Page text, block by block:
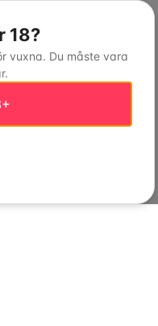
18?
vuxna. Du måste vara